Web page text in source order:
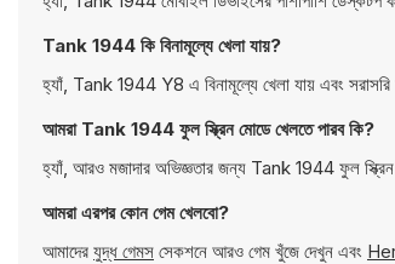
Tank 1944 কি বিনামূল্যে খেলা যায়?
হ্যাঁ, Tank 1944 Y8 এ বিনামূল্যে খেলা যায় এবং সরাসরি
আমরা Tank 1944 ফুল স্ক্রিন মোডে খেলতে পারব কি?
হ্যাঁ, আরও মজাদার অভিজ্ঞতার জন্য Tank 1944 ফুল স্ক্রিন
আমরা এরপর কোন গেম খেলবো?
আমাদের যুদ্ধ গেমস সেকশনে আরও গেম খুঁজে দেখুন এবং